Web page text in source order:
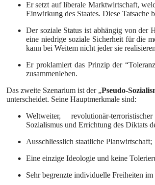
Er setzt auf liberale Marktwirtschaft,
Einwirkung des Staates. Diese
Der soziale Status ist abhängig von der
eine niedrige soziale Sicherheit für die
kann bei Weitem nicht jeder sie
Er proklamiert das Prinzip der
zusammenleben.
Das zweite Szenarium ist der „Pseudo-
unterscheidet. Seine Hauptmerkmale sind:
Weltweiter, revolutionär-
Sozialismus und Errichtung des Diktats
Ausschliesslich staatliche Planwirtschaft;
Eine einzige Ideologie und keine
Sehr begrenzte individuelle Freiheiten